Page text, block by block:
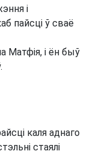
і
пайсці ў сваё
Матфія, і ён быў
каля аднаго
стаялі